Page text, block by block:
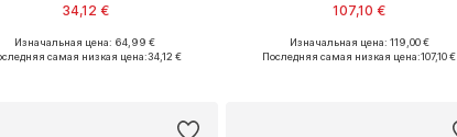
34,12 €
Доступные размеры: Onesize
Изначальная цена: 64,99 €
самая низкая цена:34,12 €
107,10 €
Доступные размеры: One Size
Изначальная цена: 119,00 €
Последняя самая низкая цена:107,10 €